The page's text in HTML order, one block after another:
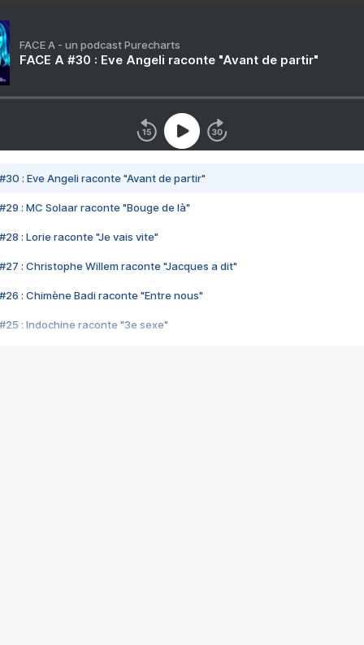
FACE A - un podcast Purecharts
FACE A #30 : Eve Angeli raconte "Avant de partir"
#30 : Eve Angeli raconte "Avant de partir"
#29 : MC Solaar raconte "Bouge de là"
#28 : Lorie raconte "Je vais vite"
#27 : Christophe Willem raconte "Jacques a dit"
#26 : Chimène Badi raconte "Entre nous"
#25 : Indochine raconte "3e sexe"